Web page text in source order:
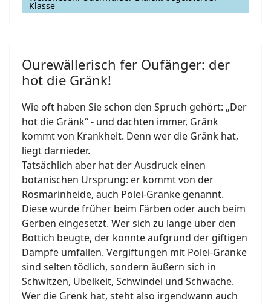
Klasse
Ourewällerisch fer Oufänger: der
hot die Gränk!
Wie oft haben Sie schon den Spruch gehört: „Der
hot die Gränk“ - und dachten immer, Gränk
kommt von Krankheit. Denn wer die Gränk hat,
liegt darnieder.
Tatsächlich aber hat der Ausdruck einen
botanischen Ursprung: er kommt von der
Rosmarinheide, auch Polei-Gränke genannt.
Diese wurde früher beim Färben oder auch beim
Gerben eingesetzt. Wer sich zu lange über den
Bottich beugte, der konnte aufgrund der giftigen
Dämpfe umfallen. Vergiftungen mit Polei-Gränke
sind selten tödlich, sondern äußern sich in
Schwitzen, Übelkeit, Schwindel und Schwäche.
Wer die Grenk hat, steht also irgendwann auch